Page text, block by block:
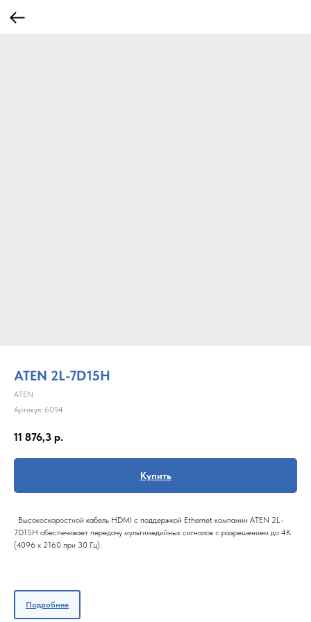
ATEN 2L-7D15H
ATEN
Артикул: 6094
11 876,3 р.
Купить
Высокоскоростной кабель HDMI с поддержкой Ethernet компании ATEN 2L-
7D15H обеспечивает передачу мультимедийных сигналов с разрешением до 4K
(4096 x 2160 при 30 Гц).
Подробнее